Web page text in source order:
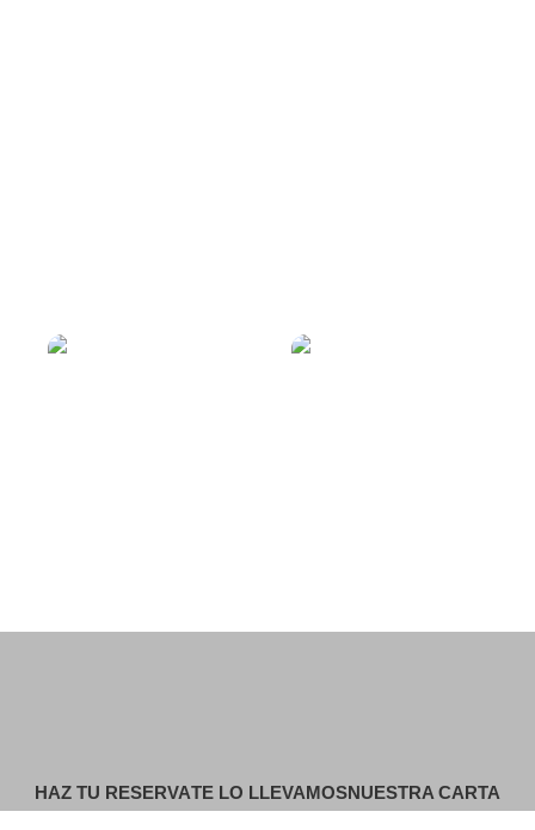
HAZ TU RESERVATE LO LLEVAMOSNUESTRA CARTA